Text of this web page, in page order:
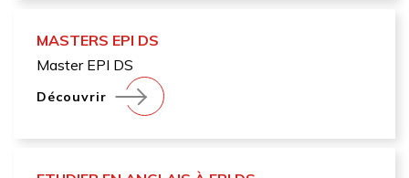
MASTERS EPI DS
Master EPI DS
Découvrir